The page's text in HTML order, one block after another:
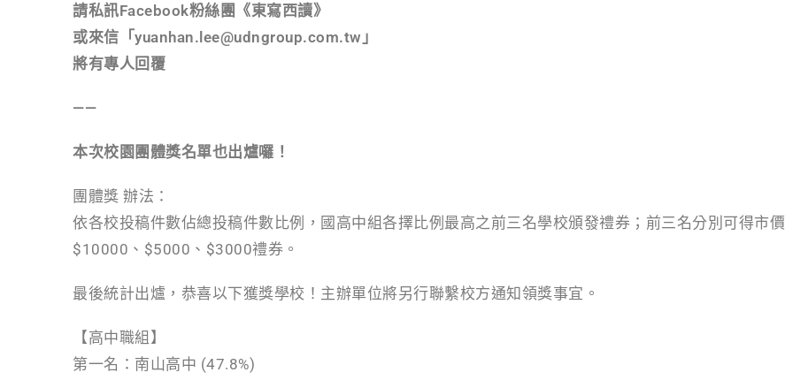
請私訊Facebook粉絲團《東寫西讀》
或來信「yuanhan.lee@udngroup.com.tw」
將有專人回覆
——
本次校園團體獎名單也出爐囉！
團體獎 辦法：
依各校投稿件數佔總投稿件數比例，國高中組各擇比例最高之前三名學校頒發禮券；前三名分別可得市價
$10000、$5000、$3000禮券。
最後統計出爐，恭喜以下獲獎學校！主辦單位將另行聯繫校方通知領獎事宜。
【高中職組】
第一名：南山高中 (47.8%)